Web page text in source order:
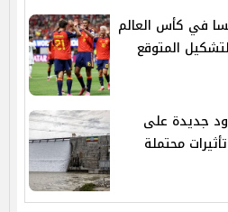
في كأس العالم
تخطط لبناء 3 سدود جديدة على
محتملة